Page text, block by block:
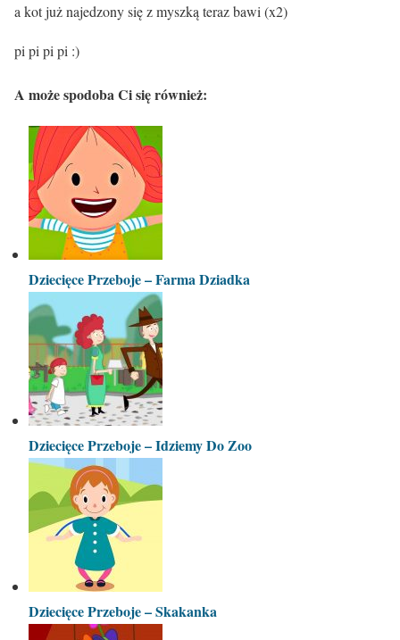
a kot już najedzony się z myszką teraz bawi (x2)
pi pi pi pi :)
A może spodoba Ci się również:
Dziecięce Przeboje – Farma Dziadka
Dziecięce Przeboje – Idziemy Do Zoo
Dziecięce Przeboje – Skakanka